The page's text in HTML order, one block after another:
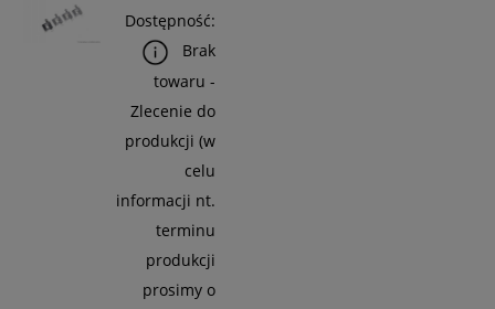
Do
Koszyka
Dostępność:
Brak
towaru -
Zlecenie do
produkcji (w
celu
informacji nt.
terminu
produkcji
prosimy o